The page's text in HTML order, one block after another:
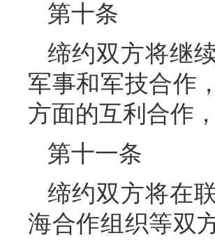
第十条
缔约双方将继
军事和军技合作
方面的互利合作
第十一条
缔约双方将在
海合作组织等双